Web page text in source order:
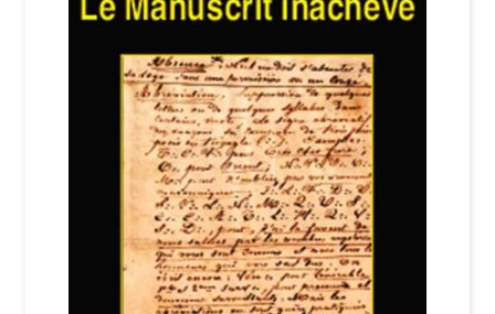
Login Customizer
Nous Contacter
Politique de confidentialité et cookies
Qui sommes-nous ?
Soutien à Philippe Randa